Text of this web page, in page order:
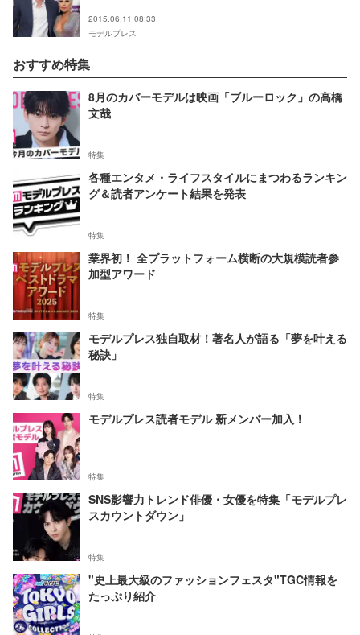
2015.06.11 08:33
モデルプレス
おすすめ特集
8月のカバーモデルは映画「ブルーロック」の高橋
文哉
特集
各種エンタメ・ライフスタイルにまつわるランキン
グ＆読者アンケート結果を発表
特集
業界初！ 全プラットフォーム横断の大規模読者参
加型アワード
特集
モデルプレス独自取材！著名人が語る「夢を叶える
秘訣」
特集
モデルプレス読者モデル 新メンバー加入！
特集
SNS影響力トレンド俳優・女優を特集「モデルプレ
スカウントダウン」
特集
"史上最大級のファッションフェスタ"TGC情報を
たっぷり紹介